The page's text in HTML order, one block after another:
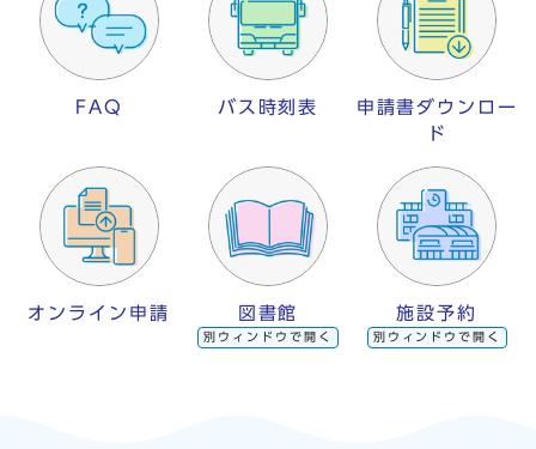
FAQ バス時刻表
申請書ダウンロー
ド
オンライン申請 図書館
別ウィンドウで開く
施設予約
別ウィンドウで開く